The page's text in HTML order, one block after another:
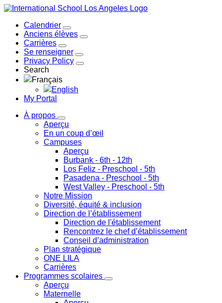
Calendrier
Anciens élèves
Carrières
Se renseigner
Privacy Policy
Search
Français
English
My Portal
À propos
Aperçu
En un coup d’œil
Campuses
Aperçu
Burbank - 6th - 12th
Los Feliz - Preschool - 5th
Pasadena - Preschool - 5th
West Valley - Preschool - 5th
Notre Mission
Diversité, équité & inclusion
Direction de l’établissement
Direction de l'établissement
Rencontrez le chef d’établissement
Conseil d’administration
Plan stratégique
ONE LILA
Carrières
Programmes scolaires
Aperçu
Maternelle